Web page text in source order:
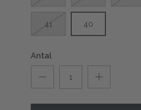
41 40
Antal